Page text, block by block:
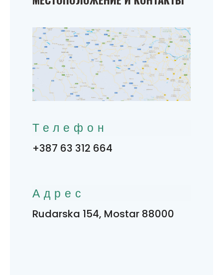
Телефон
+387 63 312 664
Адрес
Rudarska 154, Mostar 88000